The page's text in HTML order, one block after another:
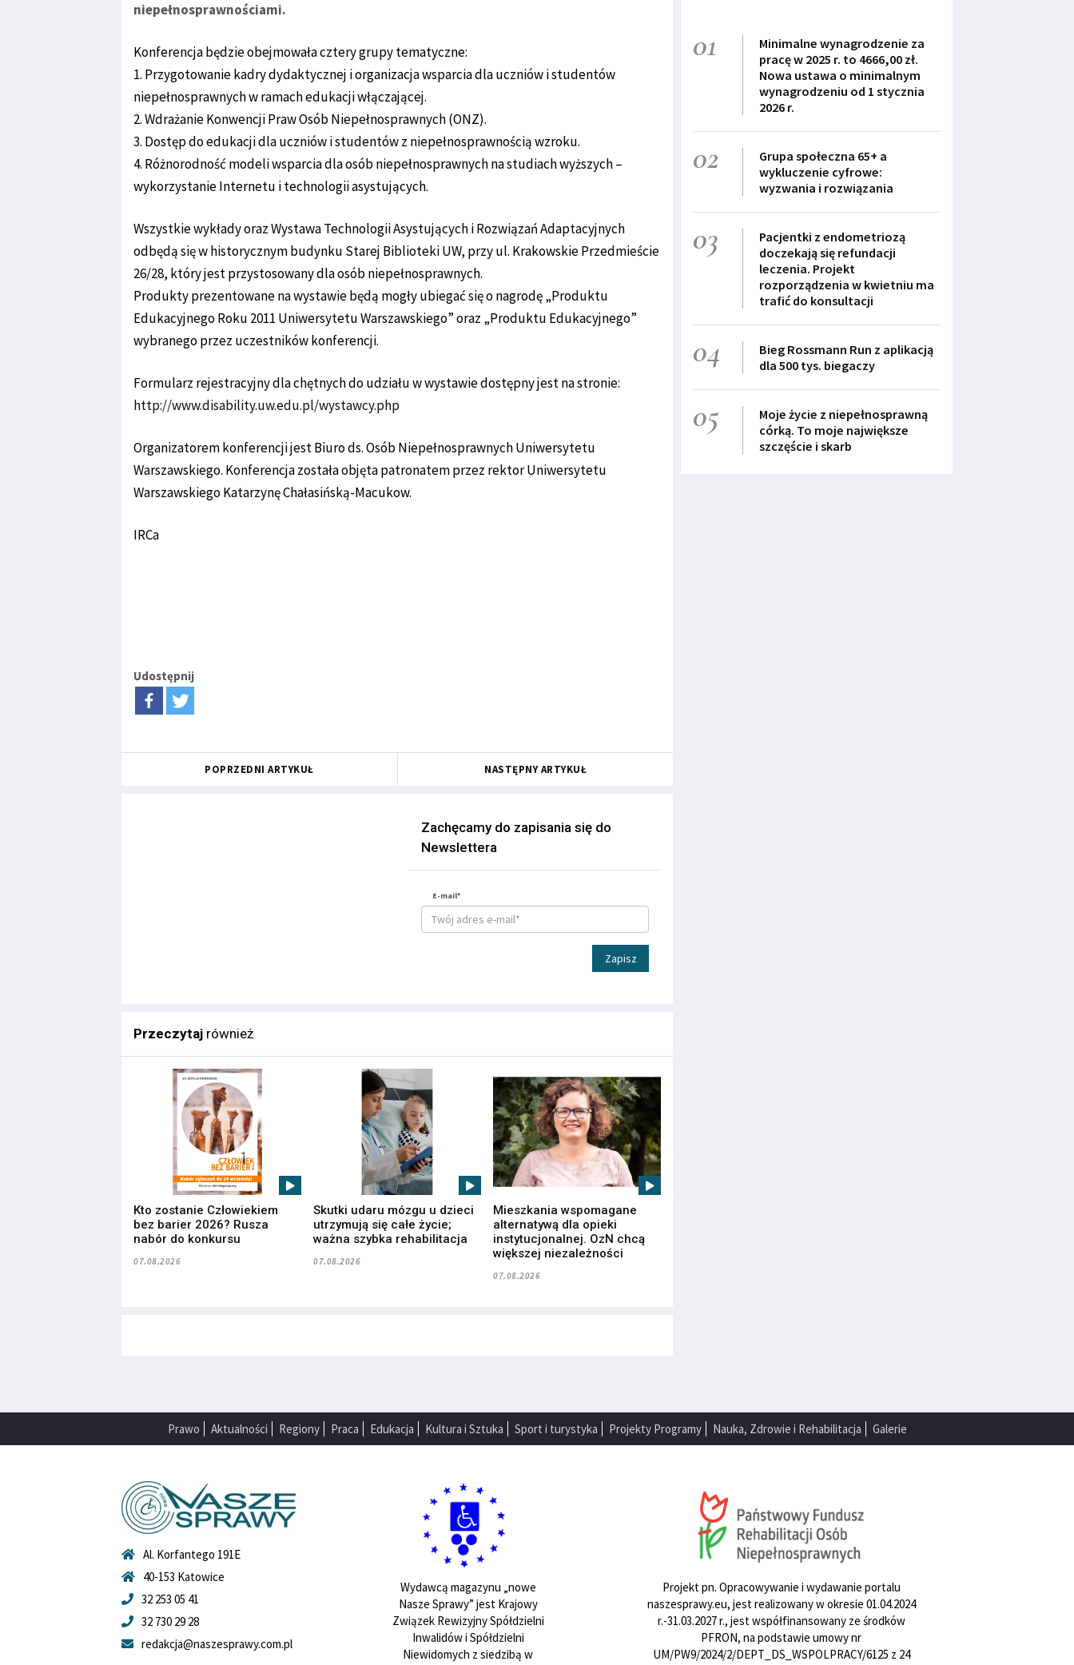
niepełnosprawnościami.
Konferencja będzie obejmowała cztery grupy tematyczne:
1. Przygotowanie kadry dydaktycznej i organizacja wsparcia dla uczniów i studentów
niepełnosprawnych w ramach edukacji włączającej.
2. Wdrażanie Konwencji Praw Osób Niepełnosprawnych (ONZ).
3. Dostęp do edukacji dla uczniów i studentów z niepełnosprawnością wzroku.
4. Różnorodność modeli wsparcia dla osób niepełnosprawnych na studiach wyższych –
wykorzystanie Internetu i technologii asystujących.
Wszystkie wykłady oraz Wystawa Technologii Asystujących i Rozwiązań Adaptacyjnych
odbędą się w historycznym budynku Starej Biblioteki UW, przy ul. Krakowskie Przedmieście
26/28, który jest przystosowany dla osób niepełnosprawnych.
Produkty prezentowane na wystawie będą mogły ubiegać się o nagrodę „Produktu
Edukacyjnego Roku 2011 Uniwersytetu Warszawskiego” oraz „Produktu Edukacyjnego”
wybranego przez uczestników konferencji.
Formularz rejestracyjny dla chętnych do udziału w wystawie dostępny jest na stronie:
http://www.disability.uw.edu.pl/wystawcy.php
Organizatorem konferencji jest Biuro ds. Osób Niepełnosprawnych Uniwersytetu
Warszawskiego. Konferencja została objęta patronatem przez rektor Uniwersytetu
Warszawskiego Katarzynę Chałasińską-Macukow.
IRCa
Udostępnij
POPRZEDNI ARTYKUŁ NASTĘPNY ARTYKUŁ
Zachęcamy do zapisania się do
Newslettera
E-mail*
Zapisz
Przeczytaj również
Kto zostanie Człowiekiem
bez barier 2026? Rusza
nabór do konkursu
07.08.2026
Skutki udaru mózgu u dzieci
utrzymują się całe życie;
ważna szybka rehabilitacja
07.08.2026
Mieszkania wspomagane
alternatywą dla opieki
instytucjonalnej. OzN chcą
większej niezależności
07.08.2026
01
Minimalne wynagrodzenie za
pracę w 2025 r. to 4666,00 zł.
Nowa ustawa o minimalnym
wynagrodzeniu od 1 stycznia
2026 r.
02
Grupa społeczna 65+ a
wykluczenie cyfrowe:
wyzwania i rozwiązania
03
Pacjentki z endometriozą
doczekają się refundacji
leczenia. Projekt
rozporządzenia w kwietniu ma
trafić do konsultacji
04
Bieg Rossmann Run z aplikacją
dla 500 tys. biegaczy
05
Moje życie z niepełnosprawną
córką. To moje największe
szczęście i skarb
Prawo Aktualności Regiony Praca Edukacja Kultura i Sztuka Sport i turystyka Projekty Programy Nauka, Zdrowie i Rehabilitacja Galerie
Al. Korfantego 191E
40-153 Katowice
32 253 05 41
32 730 29 28
redakcja@naszesprawy.com.pl
Wydawcą magazynu „nowe
Nasze Sprawy” jest Krajowy
Związek Rewizyjny Spółdzielni
Inwalidów i Spółdzielni
Niewidomych z siedzibą w
Projekt pn. Opracowywanie i wydawanie portalu
naszesprawy.eu, jest realizowany w okresie 01.04.2024
r.-31.03.2027 r., jest współfinansowany ze środków
PFRON, na podstawie umowy nr
UM/PW9/2024/2/DEPT_DS_WSPOLPRACY/6125 z 24